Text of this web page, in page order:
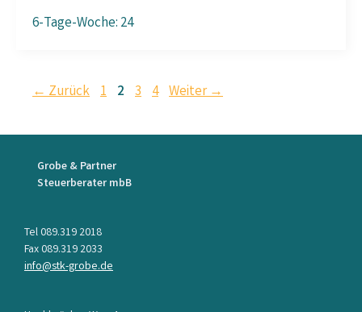
6-Tage-Woche: 24
←Zurück Seite
1 Seite
2 Seite
3 Seite
4 Weiter→
Grobe & Partner
Steuerberater mbB
Tel 089.319 2018
Fax 089.319 2033
info@stk-grobe.de